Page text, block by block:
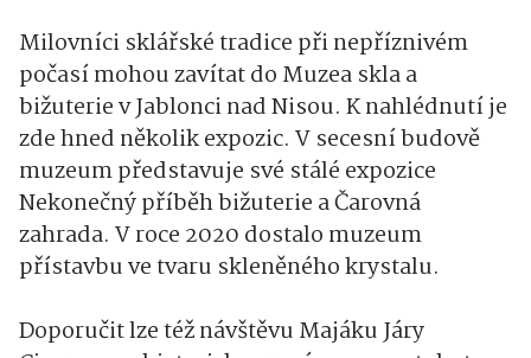
Milovníci sklářské tradice při nepříznivém
počasí mohou zavítat do Muzea skla a
bižuterie v Jablonci nad Nisou. K nahlédnutí je
zde hned několik expozic. V secesní budově
muzeum představuje své stálé expozice
Nekonečný příběh bižuterie a Čarovná
zahrada. V roce 2020 dostalo muzeum
přístavbu ve tvaru skleněného krystalu.
Doporučit lze též návštěvu Majáku Járy